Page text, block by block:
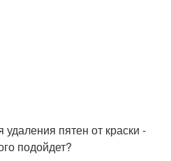
пятен от краски -
подойдет?